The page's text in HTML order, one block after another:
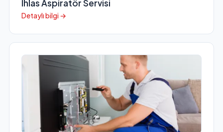
Ihlas Aspiratör Servisi
Detaylı bilgi →